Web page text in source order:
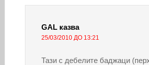
GAL казва
25/03/2010 ДО 13:21
Тази с дебелите баджаци